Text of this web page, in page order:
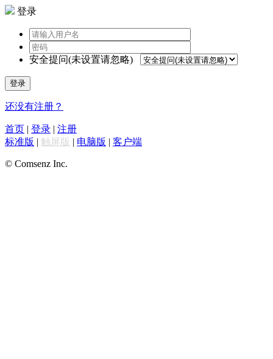
登录
安全提问(未设置请忽略)
登录
还没有注册？
首页 | 登录 | 注册
标准版 | 触屏版 | 电脑版 | 客户端
© Comsenz Inc.